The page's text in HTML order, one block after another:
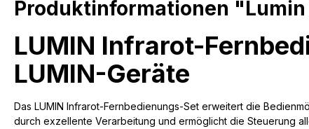
Produktinformationen "Lumin
LUMIN Infrarot-
LUMIN-Geräte
Das LUMIN Infrarot-Fernbedienungs-Set erweitert die
durch exzellente Verarbeitung und ermöglicht die Steuerung